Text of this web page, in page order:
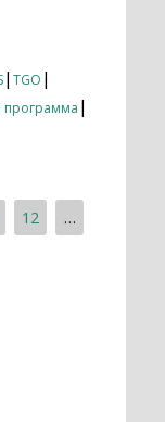
| TGO |
программа |
12
…